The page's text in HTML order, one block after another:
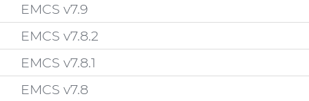
EMCS v7.9
EMCS v7.8.2
EMCS v7.8.1
EMCS v7.8